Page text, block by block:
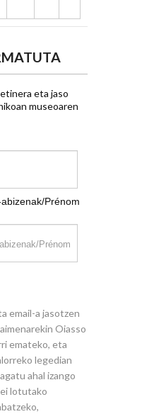
eta jaso
museoaren
Prénom
email-a jasotzen
Oiasso
emateko, eta
legedian
ahal izango
lotutako